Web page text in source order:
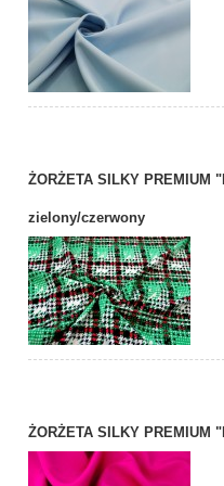
ŻORŻETA SILKY PREMIUM
zielony/czerwony
ŻORŻETA SILKY PREMIUM